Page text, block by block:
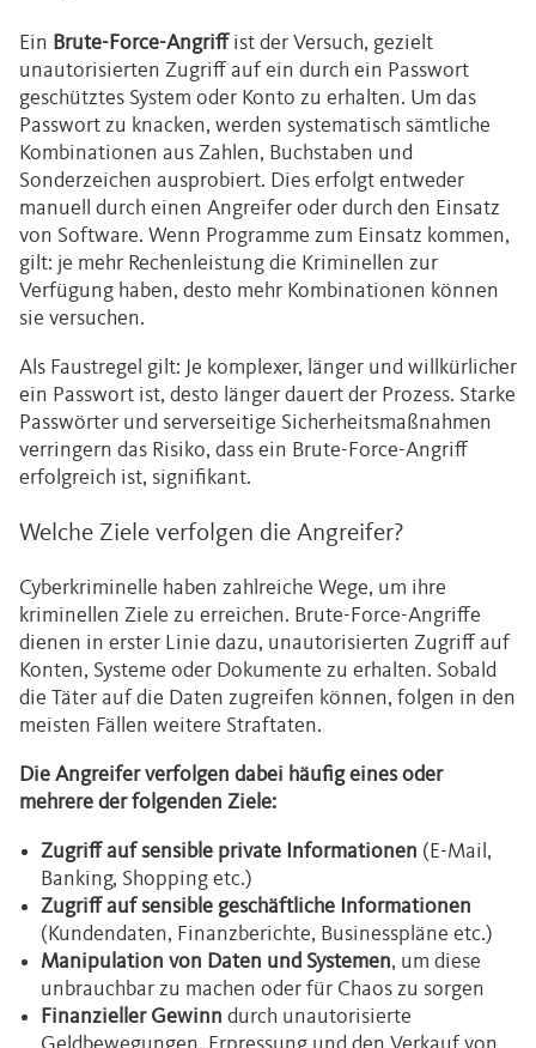
Ein Brute-Force-Angriffist der Versuch, gezielt
unautorisierten Zugriff auf ein durch ein Passwort
geschütztes System oder Konto zu erhalten. Um das
Passwort zu knacken, werden systematisch sämtliche
Kombinationen aus Zahlen, Buchstaben und
Sonderzeichen ausprobiert. Dies erfolgt entweder
manuell durch einen Angreifer oder durch den Einsatz
von Software. Wenn Programme zum Einsatz kommen,
gilt: je mehr Rechenleistung die Kriminellen zur
Verfügung haben, desto mehr Kombinationen können
sie versuchen.
Als Faustregel gilt: Je komplexer, länger und willkürlicher
ein Passwort ist, desto länger dauert der Prozess. Starke
Passwörter und serverseitige Sicherheitsmaßnahmen
verringern das Risiko, dass ein Brute-Force-Angriff
erfolgreich ist, signifikant.
Welche Ziele verfolgen die Angreifer?
Cyberkriminelle haben zahlreiche Wege, um ihre
kriminellen Ziele zu erreichen. Brute-Force-Angriffe
dienen in erster Linie dazu, unautorisierten Zugriff auf
Konten, Systeme oder Dokumente zu erhalten. Sobald
die Täter auf die Daten zugreifen können, folgen in den
meisten Fällen weitere Straftaten.
Die Angreifer verfolgen dabei häufig eines oder
mehrere der folgenden Ziele:
Zugriff auf sensible private Informationen (E-Mail,
Banking, Shopping etc.)
Zugriff auf sensible geschäftliche Informationen
(Kundendaten, Finanzberichte, Businesspläne etc.)
Manipulation von Daten und Systemen, um diese
unbrauchbar zu machen oder für Chaos zu sorgen
Finanzieller Gewinn durch unautorisierte